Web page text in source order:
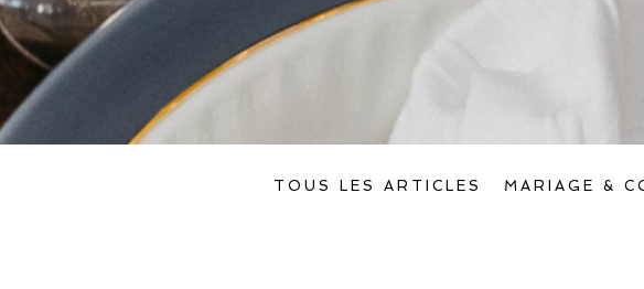
TOUS LES ARTICLES MARIAGE &